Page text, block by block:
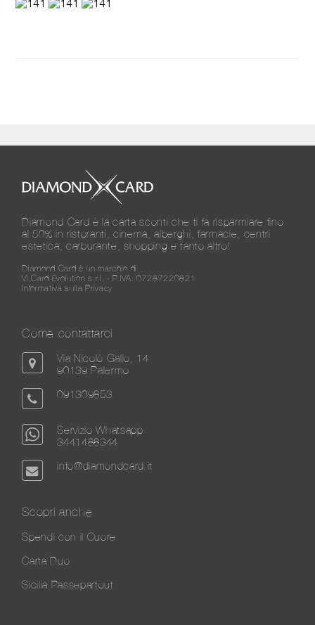
Diamond Card è la carta sconti che ti fa risparmiare fino
al 50% in ristoranti, cinema, alberghi, farmacie, centri
estetica, carburante, shopping e tanto altro!
Diamond Card è un marchio di
Vi.Card Evolution s.r.l. - P.IVA: 07287220821
Informativa sulla Privacy
Come contattarci
Via Nicolò Gallo, 14
90139 Palermo
091309853
Servizio Whatsapp
3441488344
info@diamondcard.it
Scopri anche
Spendi con il Cuore
Carta Duo
Sicilia Passepartout